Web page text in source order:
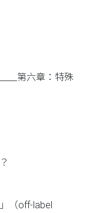
第六章：特殊
（off-label